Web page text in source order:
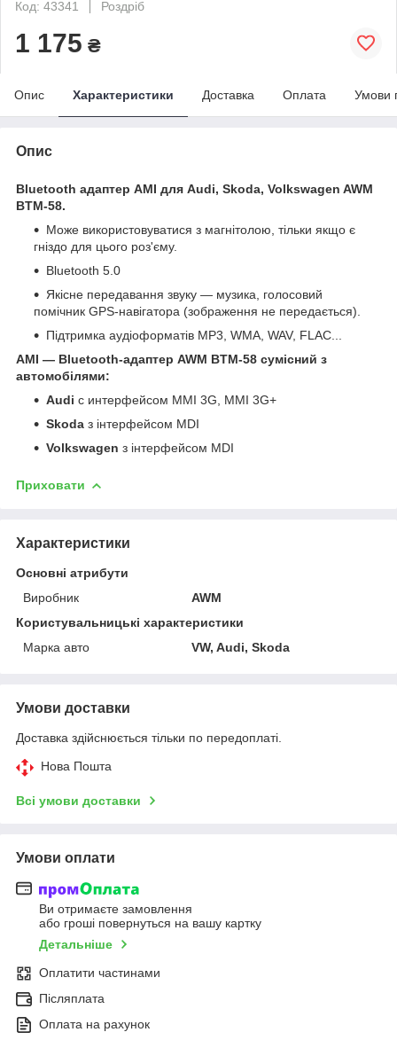
Код: 43341
Роздріб
1 175 ₴
Опис Характеристики Доставка Оплата Умови
Опис
Bluetooth адаптер AMI для Audi, Skoda, Volkswagen AWM
BTM-58.
Може використовуватися з магнітолою, тільки якщо є
гніздо для цього роз'єму.
Bluetooth 5.0
Якісне передавання звуку — музика, голосовий
помічник GPS-навігатора (зображення не передається).
Підтримка аудіоформатів MP3, WMA, WAV, FLAC...
AMI — Bluetooth-адаптер AWM BTM-58 сумісний з
автомобілями:
Audi с интерфейсом MMI 3G, MMI 3G+
Skoda з інтерфейсом MDI
Volkswagen з інтерфейсом MDI
Приховати
Характеристики
Основні атрибути
Виробник
AWM
Користувальницькі характеристики
Марка авто
VW, Audi, Skoda
Умови доставки
Доставка здійснюється тільки по передоплаті.
Нова Пошта
Всі умови доставки
Умови оплати
Ви отримаєте замовлення
або гроші повернуться на вашу картку
Детальніше
Оплатити частинами
Післяплата
Оплата на рахунок